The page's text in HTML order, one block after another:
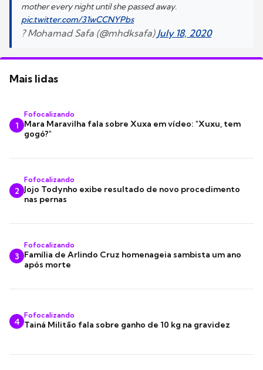
mother every night until she passed away.
pic.twitter.com/31wCCNYPbs
? Mohamad Safa (@mhdksafa) July 18, 2020
Mais lidas
1
Fofocalizando
Mara Maravilha fala sobre Xuxa em vídeo: "Xuxu, tem
gogó?"
2
Fofocalizando
Jojo Todynho exibe resultado de novo procedimento
nas pernas
3
Fofocalizando
Família de Arlindo Cruz homenageia sambista um ano
após morte
4
Fofocalizando
Tainá Militão fala sobre ganho de 10 kg na gravidez